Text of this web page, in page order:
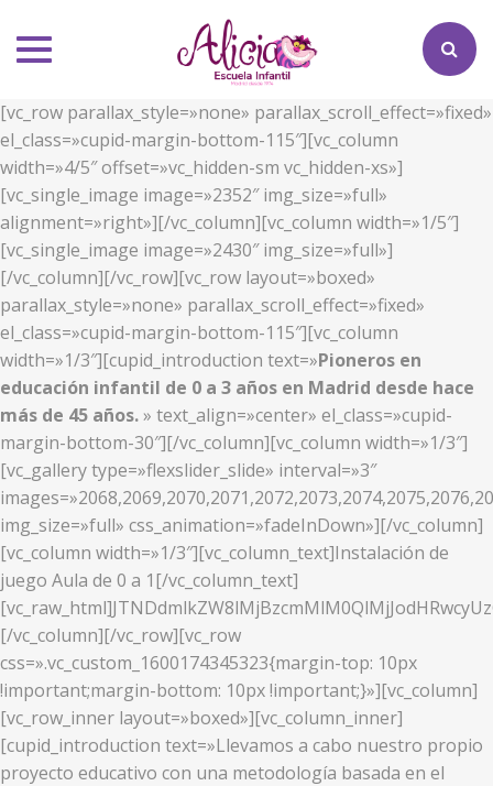
Toggle
[vc_row parallax_style=»none» parallax_scroll_effect=»fixed»
el_class=»cupid-margin-bottom-115″][vc_column
width=»4/5″ offset=»vc_hidden-sm vc_hidden-xs»]
[vc_single_image image=»2352″ img_size=»full»
alignment=»right»][/vc_column][vc_column width=»1/5″]
[vc_single_image image=»2430″ img_size=»full»]
[/vc_column][/vc_row][vc_row layout=»boxed»
parallax_style=»none» parallax_scroll_effect=»fixed»
el_class=»cupid-margin-bottom-115″][vc_column
width=»1/3″][cupid_introduction text=»Pioneros en
educación infantil de 0 a 3 años en Madrid desde hace
más de 45 años.» text_align=»center» el_class=»cupid-
margin-bottom-30″][/vc_column][vc_column width=»1/3″]
[vc_gallery type=»flexslider_slide» interval=»3″
img_size=»full» css_animation=»fadeInDown»][/vc_column]
[vc_column width=»1/3″][vc_column_text]Instalación de
juego Aula de 0 a 1[/vc_column_text]
[/vc_column][/vc_row][vc_row
css=».vc_custom_1600174345323{margin-top: 10px
!important;margin-bottom: 10px !important;}»][vc_column]
[vc_row_inner layout=»boxed»][vc_column_inner]
[cupid_introduction text=»Llevamos a cabo nuestro propio
proyecto educativo con una metodología basada en el